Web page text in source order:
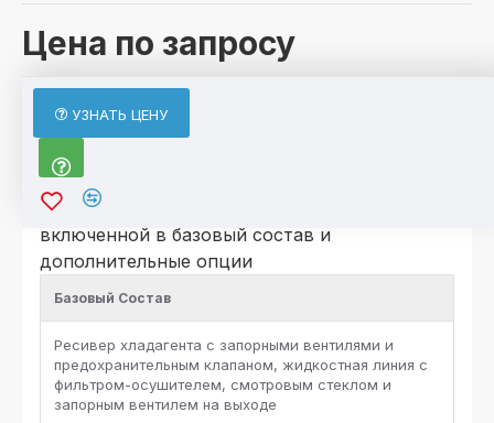
Цена по запросу
УЗНАТЬ ЦЕНУ
ОПИСАНИЕ
По отдельному запросу возможно
исполнение агрегатов в комплектации, не
включенной в базовый состав и
дополнительные опции
Базовый Состав
Ресивер хладагента с запорными вентилями и
предохранительным клапаном, жидкостная линия с
фильтром-осушителем, смотровым стеклом и
запорным вентилем на выходе